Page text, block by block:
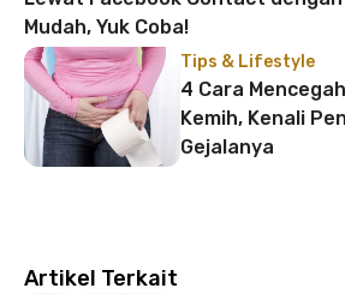
Mudah, Yuk Coba!
Tips & Lifestyle
4 Cara
Kemih, Kenali
Gejalanya
Artikel Terkait